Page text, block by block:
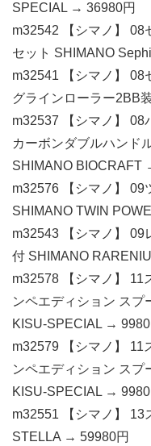
SPECIAL → 36980円
m32542 【シマノ】 08
セット SHIMANO
m32541 【シマノ】 08
グラインローラー2BB
m32537 【シマノ】 08
カーボンダブルハンド
SHIMANO BIOCRAFT
m32576 【シマノ】 09
SHIMANO TWIN
m32543 【シマノ】 09
付 SHIMANO
m32578 【シマノ】 11
ンペエディション ス
KISU-SPECIAL → 9980
m32579 【シマノ】 11
ンペエディション ス
KISU-SPECIAL → 9980
m32551 【シマノ】 13
STELLA → 59980円